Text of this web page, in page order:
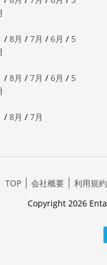
/ 8月 / 7月 / 6月 / 5
/ 8月 / 7月 / 6月 / 5
/ 8月 / 7月
TOP 会社概要 利用規約
Copyright 2026